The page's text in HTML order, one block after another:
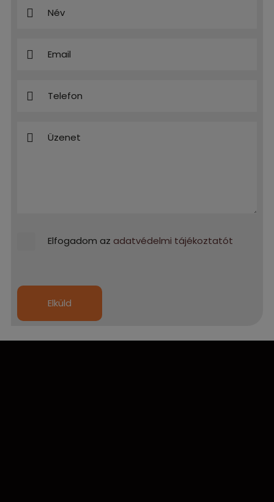
Elfogadom az adatvédelmi tájékoztatót
Elküld